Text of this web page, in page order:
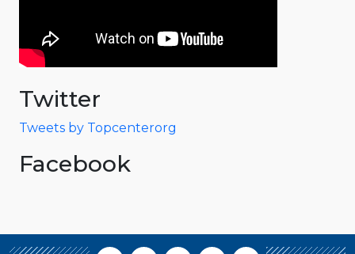
Twitter
Tweets by Topcenterorg
Facebook